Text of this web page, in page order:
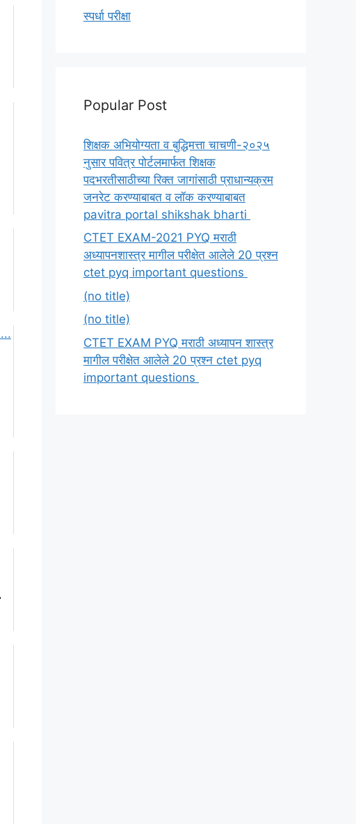
स्पर्धा परीक्षा
Popular Post
शिक्षक अभियोग्यता व बुद्धिमत्ता चाचणी-२०२५
नुसार पवित्र पोर्टलमार्फत शिक्षक
पदभरतीसाठीच्या रिक्त जागांसाठी प्राधान्यक्रम
जनरेट करण्याबाबत व लॉक करण्याबाबत
pavitra portal shikshak bharti
CTET EXAM-2021 PYQ मराठी
अध्यापनशास्त्र मागील परीक्षेत आलेले 20 प्रश्न
ctet pyq important questions
(no title)
(no title)
CTET EXAM PYQ मराठी अध्यापन शास्त्र
मागील परीक्षेत आलेले 20 प्रश्न ctet pyq
important questions